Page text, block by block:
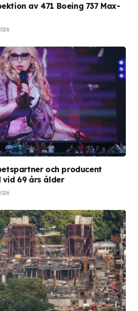
av 471 Boeing 737 Max-
och producent
69 års ålder